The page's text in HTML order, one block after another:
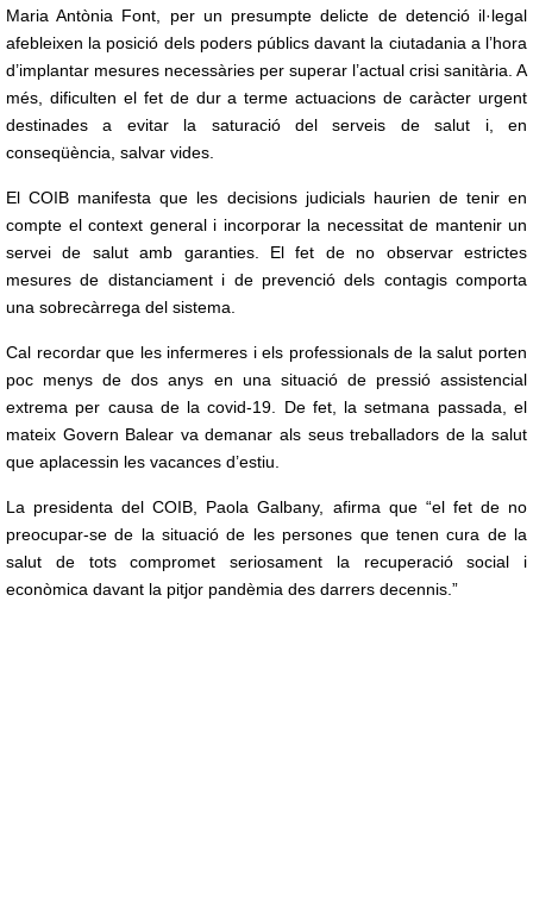
Maria Antònia Font, per un presumpte delicte de detenció il·legal
afebleixen la posició dels poders públics davant la ciutadania a l’hora
d’implantar mesures necessàries per superar l’actual crisi sanitària. A
més, dificulten el fet de dur a terme actuacions de caràcter urgent
destinades a evitar la saturació del serveis de salut i, en
conseqüència, salvar vides.
El COIB manifesta que les decisions judicials haurien de tenir en
compte el context general i incorporar la necessitat de mantenir un
servei de salut amb garanties. El fet de no observar estrictes
mesures de distanciament i de prevenció dels contagis comporta
una sobrecàrrega del sistema.
Cal recordar que les infermeres i els professionals de la salut porten
poc menys de dos anys en una situació de pressió assistencial
extrema per causa de la covid-19. De fet, la setmana passada, el
mateix Govern Balear va demanar als seus treballadors de la salut
que aplacessin les vacances d’estiu.
La presidenta del COIB, Paola Galbany, afirma que “el fet de no
preocupar-se de la situació de les persones que tenen cura de la
salut de tots compromet seriosament la recuperació social i
econòmica davant la pitjor pandèmia des darrers decennis.”